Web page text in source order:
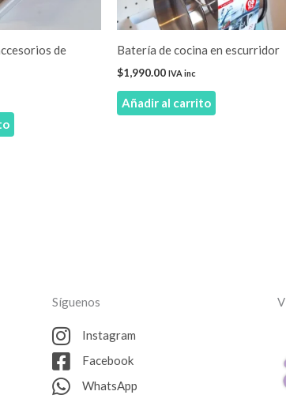
de
Batería de cocina en escurridor
$1,990.00 IVA inc
Añadir al carrito
Síguenos
Instagram
Facebook
WhatsApp